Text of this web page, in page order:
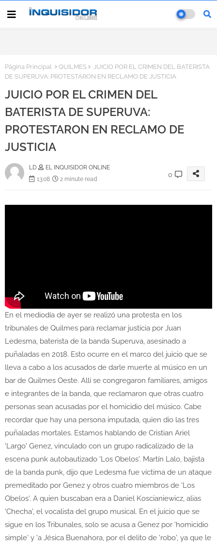
Página Principal QUILMES
JUICIO POR EL CRIMEN DEL BATERISTA
DE SUPERUVA: PROTESTARON EN RECLAMO DE JUSTICIA
JUICIO POR EL CRIMEN DEL
BATERISTA DE SUPERUVA:
PROTESTARON EN RECLAMO DE
JUSTICIA
LD
EL INQUISIDOR ONLINE
13:08
2 minute read
0
En el mediodía de ayer se realizó una protesta en los
tribunales de Quilmes para reclamar justicia por Juan
Ledesma, baterista de la banda Superuva, asesinado a
puñaladas en 2018. Esto ocurre en el marco del juicio que se
lleva a cabo a los acusados de darle muerte al músico en un
bar de Quilmes Oeste. Allí se congregaron familiares, amigos
e integrantes de la banda, que reclamaron que otras cuatro
personas sean acusadas por el homicidio del músico. Cabe
recordar que hay una persona imputada, quien dio las tres
puñaladas mortales. Estamos hablando de Cristian Ariel
'Largo' Genez, vinculado con un grupo radicalizado de la
escena punk autobautizado 'Los Obelos'. Martín Lalo, bajista
de la banda punk, dijo que Ledesma fue víctima de un ataque
premeditado por Genez y otros cuatro miembros de 'Los
Obelos'. A quien buscaban era a Daniel Koscianiewicz, alias
'Checha', el vocalista del grupo musical. En el juicio que se
sigue en los Tribunales, solo se acusa a Genez por 'homicidio
simple' y 'a Jésica Buenahora, por el delito de 'robo', ya que le